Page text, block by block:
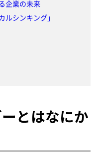
企業の未来
ルシンキング」
とはなにか